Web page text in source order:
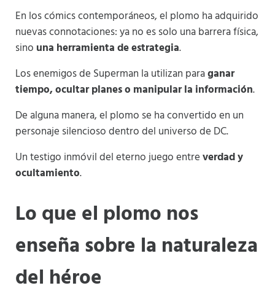
En los cómics contemporáneos, el plomo ha adquirido
nuevas connotaciones: ya no es solo una barrera física,
sino una herramienta de estrategia.
Los enemigos de Superman la utilizan paraganar
tiempo, ocultar planes o manipular la información.
De alguna manera, el plomo se ha convertido en un
personaje silencioso dentro del universo de DC.
Un testigo inmóvil del eterno juego entreverdad y
ocultamiento.
Lo que el plomo nos
enseña sobre la naturaleza
del héroe